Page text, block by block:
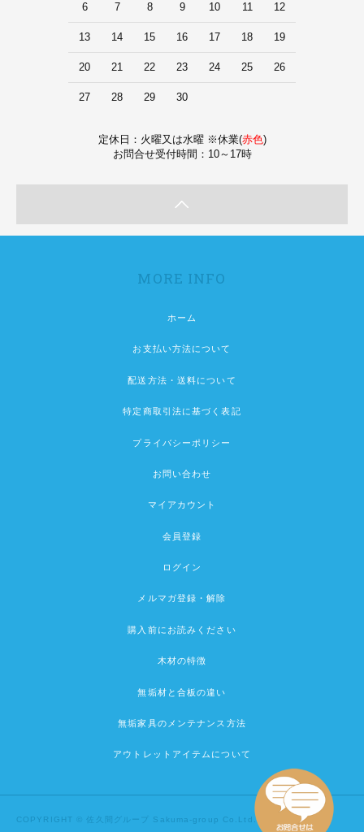
6 7 8 9 10 11 12
13 14 15 16 17 18 19
20 21 22 23 24 25 26
27 28 29 30
定休日：火曜又は水曜 ※休業(赤色)
お問合せ受付時間：10～17時
MORE INFO
ホーム
お支払い方法について
配送方法・送料について
特定商取引法に基づく表記
プライバシーポリシー
お問い合わせ
マイアカウント
会員登録
ログイン
メルマガ登録・解除
購入前にお読みください
木材の特徴
無垢材と合板の違い
無垢家具のメンテナンス方法
アウトレットアイテムについて
COPYRIGHT © 佐久間グループ Sakuma-group Co.Ltd.